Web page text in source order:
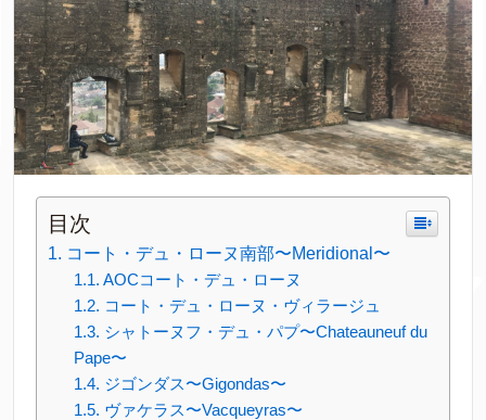
目次
コート・デュ・ローヌ南部〜Meridional〜
AOCコート・デュ・ローヌ
コート・デュ・ローヌ・ヴィラージュ
シャトーヌフ・デュ・パプ〜Chateauneuf du
Pape〜
ジゴンダス〜Gigondas〜
ヴァケラス〜Vacqueyras〜